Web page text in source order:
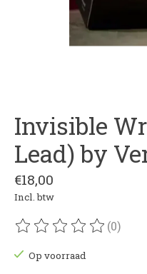
Invisible
Lead) by
€18,00
Incl. btw
De beoordeling van dit
(0)
Op voorraad